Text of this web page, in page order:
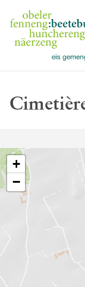
+
−